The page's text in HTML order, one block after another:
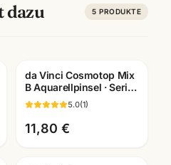
dazu 5 PRODUKTE
da Vinci Cosmotop Mix
B Aquarellpinsel · Serie
5530 · Künstlerbedarf
Mannheim
5.0(1)
11,80 €